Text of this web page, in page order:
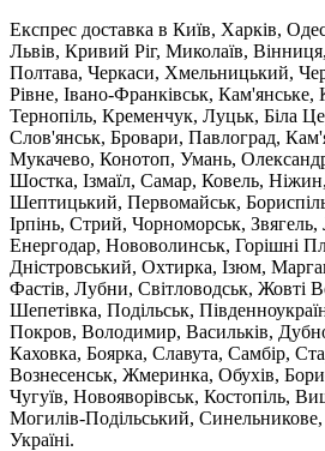
Експрес доставка в Київ, Харків,
Львів, Кривий Ріг, Миколаїв,
Полтава, Черкаси, Хмельницький,
Рівне, Івано-Франківськ,
Тернопіль, Кременчук, Луцьк, Біла
Слов'янськ, Бровари, Павлоград,
Мукачево, Конотоп, Умань,
Шостка, Ізмаїл, Самар, Ковель,
Шептицький, Первомайськ,
Ірпінь, Стрий, Чорноморськ,
Енергодар, Нововолинськ, Горішні
Дністровський, Охтирка, Ізюм,
Фастів, Лубни, Світловодськ,
Шепетівка, Подільськ,
Покров, Володимир, Васильків,
Каховка, Боярка, Славута, Самбір,
Вознесенськ, Жмеринка, Обухів,
Чугуїв, Новояворівськ, Костопіль,
Могилів-Подільський, Синельникове,
Україні.